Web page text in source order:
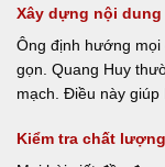
Xây dựng nội
Ông định hướng
gọn. Quang Huy
mạch. Điều này giúp
Kiểm tra chất